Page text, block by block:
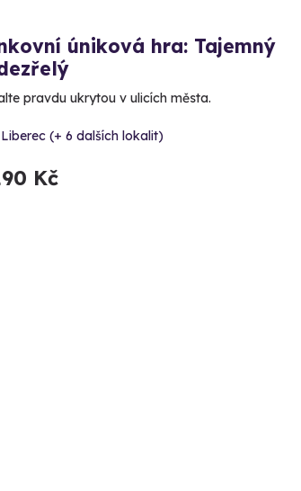
úniková hra: Tajemný
pravdu ukrytou v ulicích města.
Liberec (+ 6 dalších lokalit)
Kč